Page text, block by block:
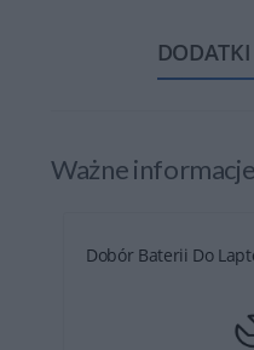
Ważne informacje
Dobór Baterii Do